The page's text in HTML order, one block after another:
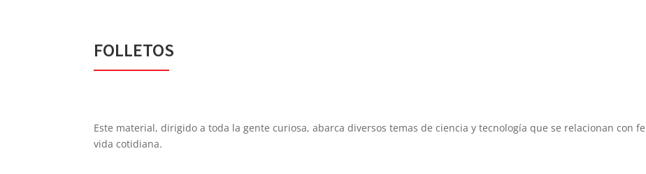
FOLLETOS
Este material, dirigido a toda la gente curiosa, abarca diversos temas de ciencia y tecnología que se relacionan con
vida cotidiana.